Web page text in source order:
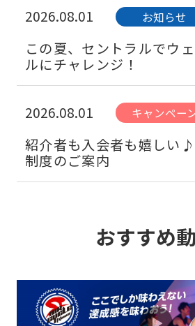
2026.08.01 お知らせ
この夏、セントラルでウ
ルにチャレンジ！
2026.08.01 キャンペー
紹介者も入会者も嬉しい
制度のご案内
疲れたままの日常をリカ
2026.08.01 お知らせ
おすすめ